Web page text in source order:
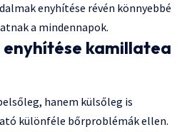
enyhítése révén könnyebbé
a mindennapok.
kamillatea
hanem külsőleg is
különféle bőrproblémák ellen.